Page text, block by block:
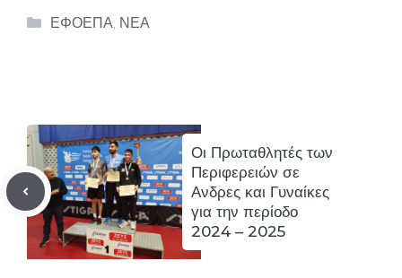
Categories
ΕΦΟΕΠΑ ΝΕΑ
Οι Πρωταθλητές των
Περιφερειών σε
Ανδρες και Γυναίκες
για την περίοδο
2024 – 2025